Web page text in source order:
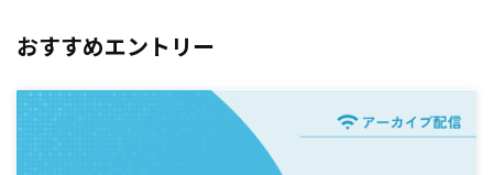
おすすめエントリー